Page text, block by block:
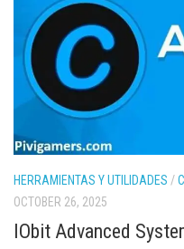
HERRAMIENTAS Y UTILIDADES /
OCTOBER 26, 2025
IObit Advanced